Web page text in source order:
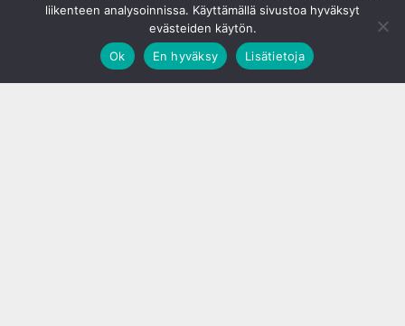
liikenteen analysoinnissa. Käyttämällä sivustoa hyväksyt
evästeiden käytön.
Ok
En hyväksy Lisätietoja